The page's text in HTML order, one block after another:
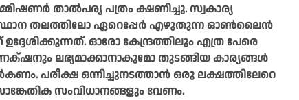
താൽപര്യ പത്രം ക്ഷണിച്ചു. സ്വകാര്യ
തലത്തിലോ ഏറെപ്പേർ എഴുതുന്ന ഓൺലൈൻ
ഓരോ കേന്ദ്രത്തിലും എത്ര പേരെ
ലഭ്യമാക്കാനാകുമോ തുടങ്ങിയ കാര്യങ്ങൾ
പരീക്ഷ ഒന്നിച്ചുനടത്താൻ ഒരു ലക്ഷത്തിലേറെ
സംവിധാനങ്ങളും വേണം.